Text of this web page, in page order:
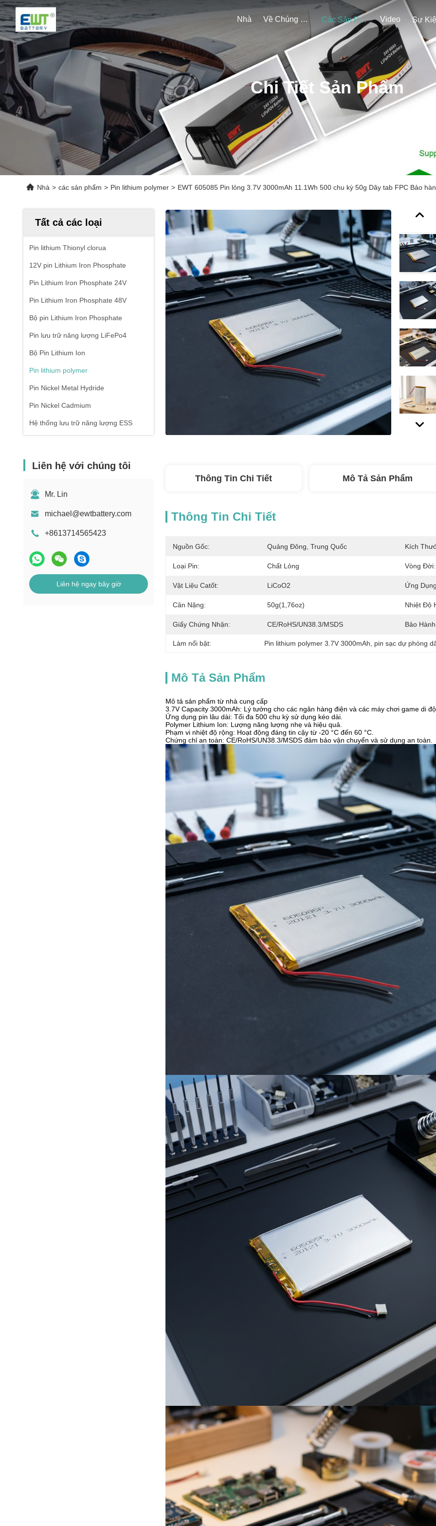
Nhà Về Chúng Tôi Các Sản Phẩm Video Sự
Chi Tiết Sản Phẩm
Nhà > các sản phẩm > Pin lithium polymer > EWT 605085 Pin lỏng 3.7V 3000mAh 11.1Wh 500 chu kỳ 50g Dây tab FPC Bảo
Tất cả các loại
Pin lithium Thionyl clorua
12V pin Lithium Iron Phosphate
Pin Lithium Iron Phosphate 24V
Pin Lithium Iron Phosphate 48V
Bộ pin Lithium Iron Phosphate
Pin lưu trữ năng lượng LiFePo4
Bộ Pin Lithium Ion
Pin lithium polymer
Pin Nickel Metal Hydride
Pin Nickel Cadmium
Hệ thống lưu trữ năng lượng ESS
Liên hệ với chúng tôi
Mr. Lin
michael@ewtbattery.com
+8613714565423
Liên hệ ngay bây giờ
Thông Tin Chi Tiết Mô Tả Sản Phẩm
Thông Tin Chi Tiết
Nguồn Gốc: Quảng Đông, Trung Quốc Kích
Loại Pin: Chất Lỏng Vòng Đời:
Vật Liệu Catốt: LiCoO2 Ứng
Cân Nặng: 50g(1,76oz) Nhiệt Độ
Giấy Chứng Nhận: CE/RoHS/UN38.3/MSDS Bảo
Làm nổi bật: Pin lithium polymer 3.7V 3000mAh pin sạc dự phòng
Mô Tả Sản Phẩm
Mô tả sản phẩm từ nhà cung cấp
3.7V Capacity 3000mAh: Lý tưởng cho các ngân hàng điện và các máy chơi game di
Ứng dụng pin lâu dài: Tối đa 500 chu kỳ sử dụng kéo dài.
Polymer Lithium Ion: Lượng năng lượng nhẹ và hiệu quả.
Phạm vi nhiệt độ rộng: Hoạt động đáng tin cậy từ -20 °C đến 60 °C.
Chứng chỉ an toàn: CE/RoHS/UN38.3/MSDS đảm bảo vận chuyển và sử dụng an toàn.